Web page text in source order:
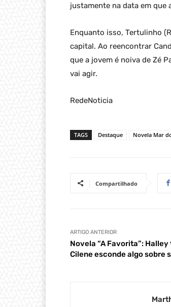
justamente na data em que
Enquanto isso, Tertulinho
capital. Ao reencontrar
que a jovem é noiva de Zé
vai agir.
RedeNoticia
TAGS Destaque Novela Mar
Compartilhado
ARTIGO ANTERIOR
Novela “A Favorita”:
Cilene esconde algo sobre